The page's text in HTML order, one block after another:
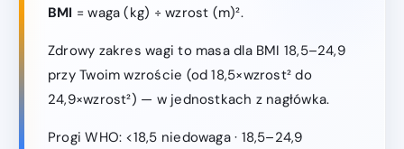
BMI = waga (kg) ÷ wzrost (m)².
Zdrowy zakres wagi to masa dla BMI 18,5–24,9
przy Twoim wzroście (od 18,5×wzrost² do
24,9×wzrost²) — w jednostkach z nagłówka.
Progi WHO: <18,5 niedowaga · 18,5–24,9